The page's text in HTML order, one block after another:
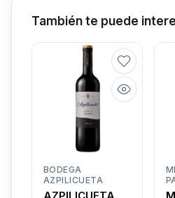
También te puede
BODEGA
AZPILICUETA